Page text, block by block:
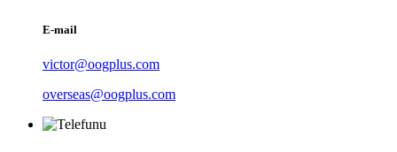
E-mail
victor@oogplus.com
overseas@oogplus.com